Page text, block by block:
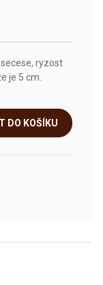
ryzost
je 5 cm.
DO KOŠÍKU